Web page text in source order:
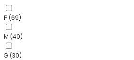
P (69)
M (40)
G (30)